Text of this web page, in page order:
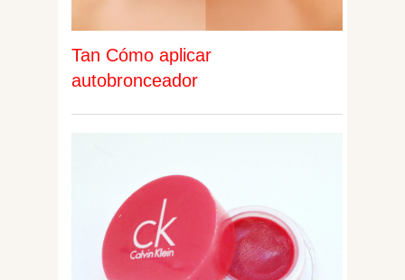
Tan Cómo aplicar
autobronceador